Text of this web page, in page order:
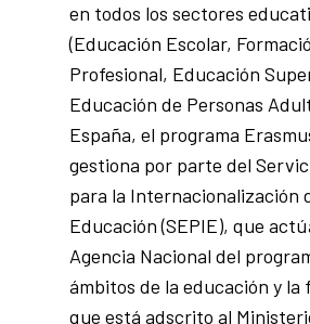
en todos los sectores
(Educación Escolar,
Profesional, Educación
Educación de Personas
España, el programa
gestiona por parte del
para la Internacionalización
Educación (SEPIE), que
Agencia Nacional del
ámbitos de la educación y la
que está adscrito al